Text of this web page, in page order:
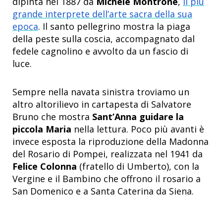
grande interprete dell’arte sacra della sua
epoca. Il santo pellegrino mostra la piaga
della peste sulla coscia, accompagnato dal
fedele cagnolino e avvolto da un fascio di
luce.
Sempre nella navata sinistra troviamo un
altro altorilievo in cartapesta di Salvatore
Bruno che mostra Sant’Anna guidare la
piccola Maria nella lettura. Poco più avanti è
invece esposta la riproduzione della Madonna
del Rosario di Pompei, realizzata nel 1941 da
Felice Colonna (fratello di Umberto), con la
Vergine e il Bambino che offrono il rosario a
San Domenico e a Santa Caterina da Siena.